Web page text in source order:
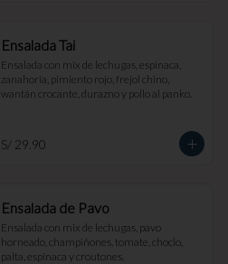
Ensalada Tai
Ensalada con mix de lechugas, espinaca,
zanahoria, pimiento rojo, frejol chino,
wantán crocante, durazno y pollo al panko.
S/ 29.90
Ensalada de Pavo
Ensalada con mix de lechugas, pavo
horneado, champiñones, tomate, choclo,
palta, espinaca y croutones.